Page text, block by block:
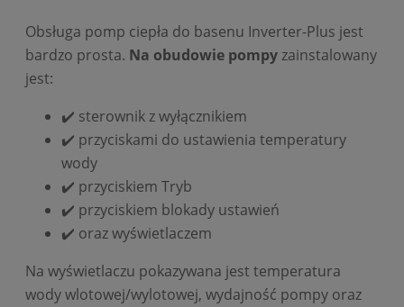
Obsługa pomp ciepła do basenu Inverter-Plus jest
bardzo prosta. Na obudowie pompyzainstalowany
jest:
✔️ sterownik z wyłącznikiem
✔️ przyciskami do ustawienia temperatury
wody
✔️ przyciskiem Tryb
✔️ przyciskiem blokady ustawień
✔️ oraz wyświetlaczem
Na wyświetlaczu pokazywana jest temperatura
wody wlotowej/wylotowej, wydajność pompy oraz